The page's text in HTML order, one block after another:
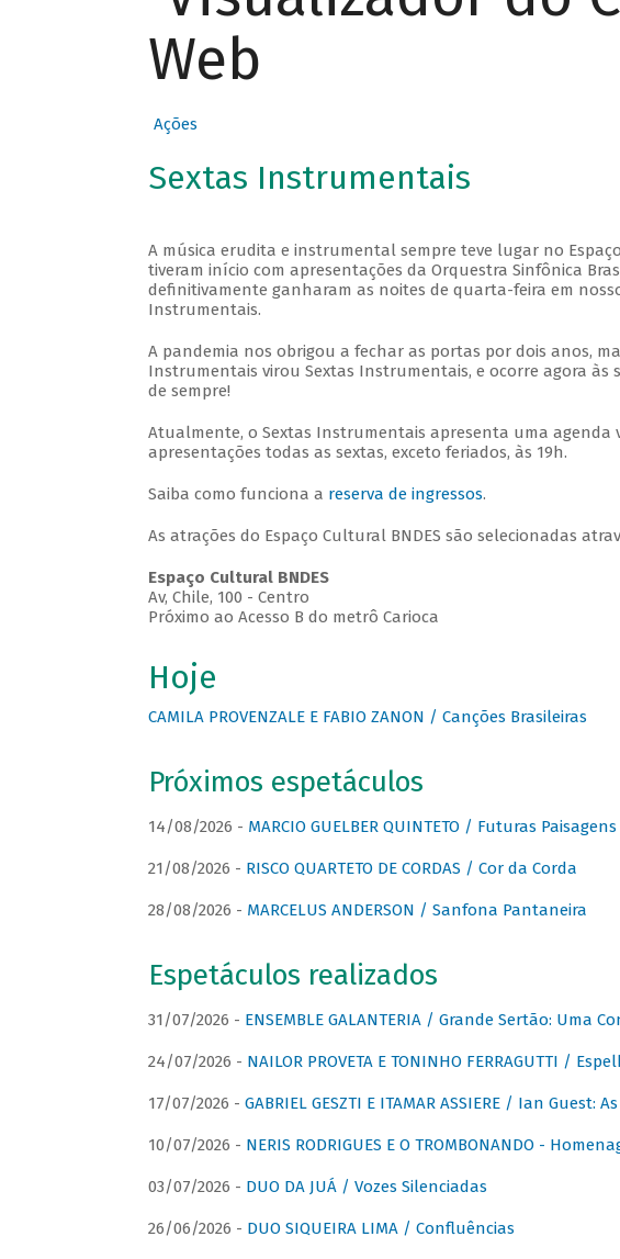
Web
Ações
Sextas Instrumentais
A música erudita e instrumental sempre teve lugar no
tiveram início com apresentações da Orquestra Sinfônica
definitivamente ganharam as noites de quarta-feira em
Instrumentais.
A pandemia nos obrigou a fechar as portas por dois anos,
Instrumentais virou Sextas Instrumentais, e ocorre agora às
de sempre!
Atualmente, o Sextas Instrumentais apresenta uma agenda
apresentações todas as sextas, exceto feriados, às 19h.
Saiba como funciona a reserva de ingressos.
As atrações do Espaço Cultural BNDES são selecionadas
Espaço Cultural BNDES
Av, Chile, 100 - Centro
Próximo ao Acesso B do metrô Carioca
Hoje
CAMILA PROVENZALE E FABIO ZANON / Canções Brasileiras
Próximos espetáculos
14/08/2026 - MARCIO GUELBER QUINTETO / Futuras Paisagens
21/08/2026 - RISCO QUARTETO DE CORDAS / Cor da Corda
28/08/2026 - MARCELUS ANDERSON / Sanfona Pantaneira
Espetáculos realizados
31/07/2026 - ENSEMBLE GALANTERIA / Grande Sertão: Uma
24/07/2026 - NAILOR PROVETA E TONINHO FERRAGUTTI /
17/07/2026 - GABRIEL GESZTI E ITAMAR ASSIERE / Ian
10/07/2026 - NERIS RODRIGUES E O TROMBONANDO -
03/07/2026 - DUO DA JUÁ / Vozes Silenciadas
26/06/2026 - DUO SIQUEIRA LIMA / Confluências